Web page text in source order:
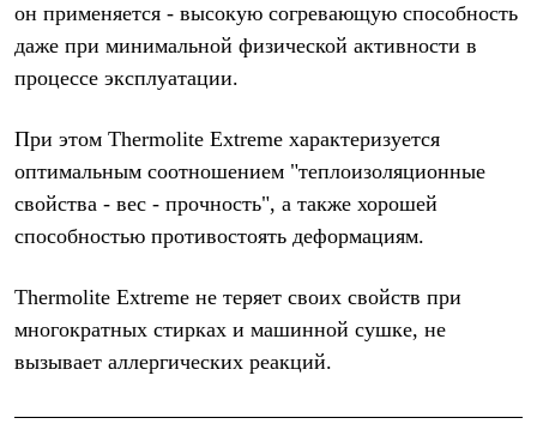
Куртки
Жилеты
Утепленная синтетикой
Штормовая одежда
Куртки
Софтшелл одежда
Куртки
Брюки
Футболки
Толстовки
Термобелье
Среднее термобелье
он применяется - высокую согревающую способность
даже при минимальной физической активности в
процессе эксплуатации.
При этом Thermolite Extreme характеризуется
оптимальным соотношением "теплоизоляционные
свойства - вес - прочность", а также хорошей
способностью противостоять деформациям.
Thermolite Extreme не теряет своих свойств при
многократных стирках и машинной сушке, не
вызывает аллергических реакций.